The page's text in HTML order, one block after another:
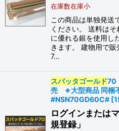
在庫数在庫小
この商品は単独発送
ください。 送料は
に優れる銀を使用し
きます。 建物用で販
7…
スパッタゴールド70
売 ※大型商品 同梱
#NSN70GD60C# [
ログインまたは
規登録」